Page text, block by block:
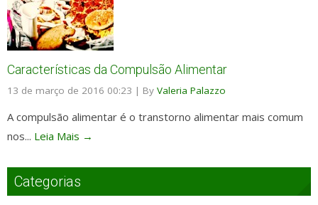
Características da Compulsão Alimentar
13 de março de 2016 00:23 | By Valeria Palazzo
A compulsão alimentar é o transtorno alimentar mais comum
nos... Leia Mais →
Categorias